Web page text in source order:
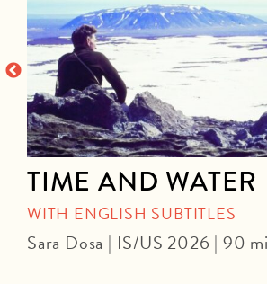
TIME AND WATER
WITH ENGLISH SUBTITLES
Sara Dosa | IS/US 2026 | 90